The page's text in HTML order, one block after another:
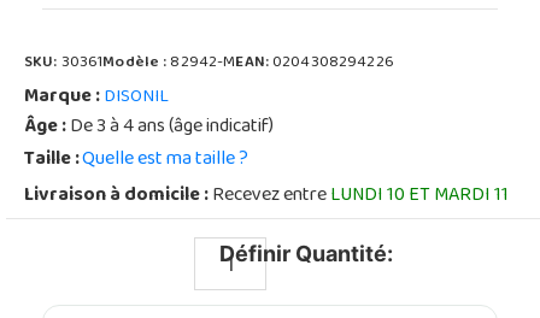
SKU:30361Modèle :82942-MEAN:0204308294226
Marque :DISONIL
Âge :De 3 à 4 ans (âge indicatif)
Taille :Quelle est ma taille ?
Livraison à domicile :Recevez entreLUNDI 10 ET MARDI 11
Définir Quantité: